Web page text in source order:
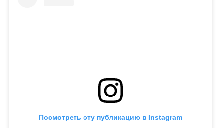
Посмотреть эту публикацию в Instagram